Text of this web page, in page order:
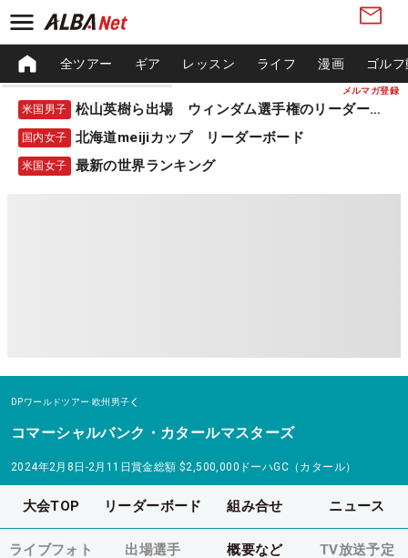
メルマガ登録
全ツアー ギア レッスン ライフ 漫画 ゴル
米国男子 松山英樹ら出場 ウィンダム選手権のリーダーボード
国内女子 北海道meijiカップ リーダーボード
米国女子 最新の世界ランキング
DPワールドツアー 欧州男子
コマーシャルバンク・カタールマスターズ
2024年2月8日-2月11日賞金総額 $2,500,000 ドーハGC（カタール）
大会TOP リーダーボード 組み合せ ニュース
ライブフォト 出場選手 概要など TV放送予定